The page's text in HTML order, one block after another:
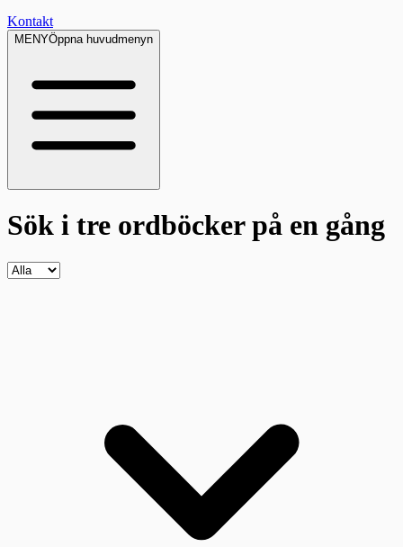
Kontakt
MENYÖppna huvudmenyn
Sök i tre ordböckerpå en gång